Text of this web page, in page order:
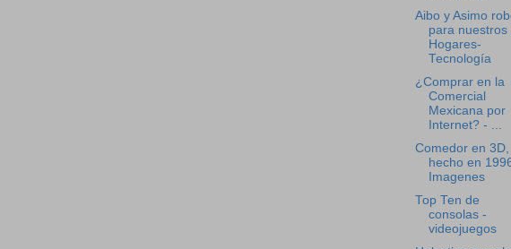
Aibo y Asimo
para nuestros
Hogares-
Tecnología
¿Comprar en la
Comercial
Mexicana por
Internet? - ...
Comedor en 3D,
hecho en
Imagenes
Top Ten de
consolas -
videojuegos